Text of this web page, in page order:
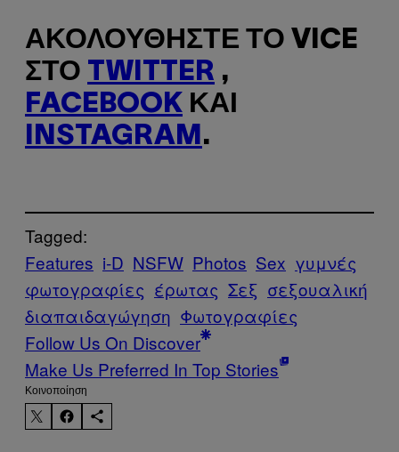
ΑΚΟΛΟΥΘΉΣΤΕ ΤΟ VICE
ΣΤΟ TWITTER ,
FACEBOOK ΚΑΙ
INSTAGRAM .
Tagged:
Features i-D NSFW Photos Sex γυμνές
φωτογραφίες έρωτας Σεξ σεξουαλική
διαπαιδαγώγηση Φωτογραφίες
Follow Us On Discover
Make Us Preferred In Top Stories
Kοινοποίηση